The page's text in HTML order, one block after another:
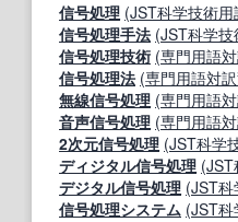
信号処理 (JST科学技術
信号処理手法 (JST科学
信号処理技術 (専門用語
信号処理法 (専門用語対
無線信号処理 (専門用語
音声信号処理 (専門用語
2次元信号処理 (JST科学
ディジタル信号処理
デジタル信号処理 (JST
信号処理システム (JST